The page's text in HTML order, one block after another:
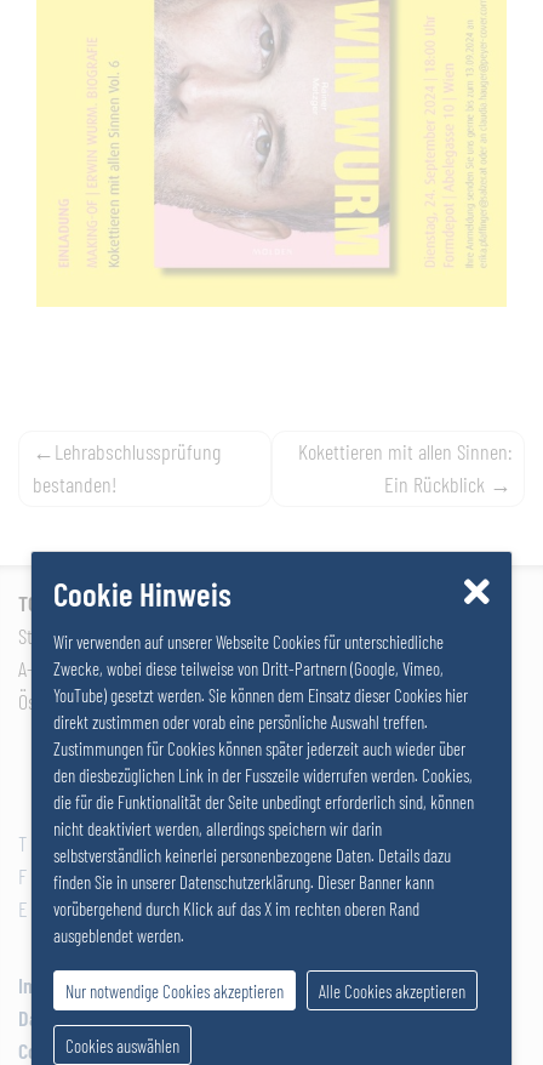
Beitragsnavigation
Lehrabschlussprüfung
bestanden!
Kokettieren mit allen Sinnen:
Ein Rückblick
TOSACO GmbH / SALZERGRUPPE
Stattersdorfer Hauptstraße 53
A-3100 St. Pölten
Österreich
T +43 2742 290 – 0
F +43 2742 290 – 169
E
office@salzer.at
Impressum
Datenschutz
Cookies
Cookie Hinweis
Wir verwenden auf unserer Webseite Cookies für unterschiedliche
Zwecke, wobei diese teilweise von Dritt-Partnern (Google, Vimeo,
YouTube) gesetzt werden. Sie können dem Einsatz dieser Cookies hier
direkt zustimmen oder vorab eine persönliche Auswahl treffen.
Zustimmungen für Cookies können später jederzeit auch wieder über
den diesbezüglichen Link in der Fusszeile widerrufen werden. Cookies,
die für die Funktionalität der Seite unbedingt erforderlich sind, können
nicht deaktiviert werden, allerdings speichern wir darin
selbstverständlich keinerlei personenbezogene Daten. Details dazu
finden Sie in unserer Datenschutzerklärung. Dieser Banner kann
vorübergehend durch Klick auf das X im rechten oberen Rand
ausgeblendet werden.
Nur notwendige Cookies akzeptieren Alle Cookies akzeptieren
Cookies auswählen